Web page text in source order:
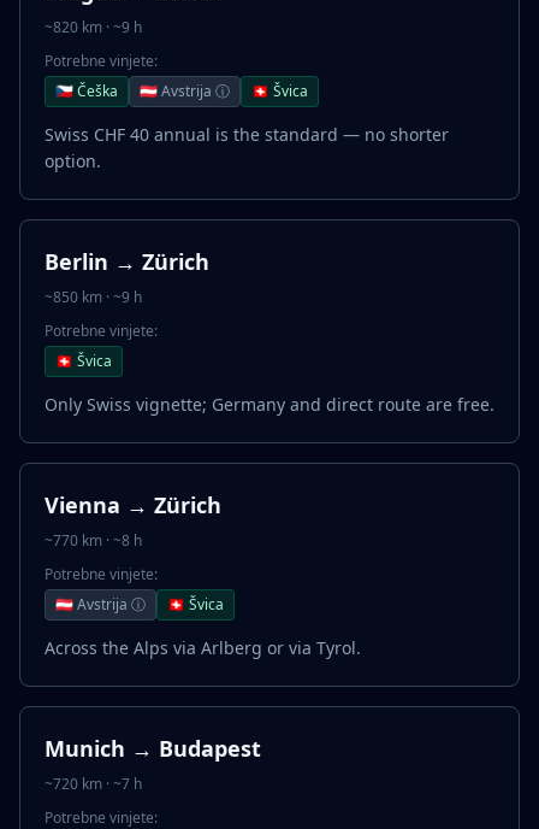
~820 km · ~9 h
Potrebne vinjete:
🇨🇿 Češka
🇦🇹 Avstrija ⓘ 🇨🇭 Švica
Swiss CHF 40 annual is the standard — no shorter
option.
Berlin → Zürich
~850 km · ~9 h
Potrebne vinjete:
🇨🇭 Švica
Only Swiss vignette; Germany and direct route are free.
Vienna → Zürich
~770 km · ~8 h
Potrebne vinjete:
🇦🇹 Avstrija ⓘ
🇨🇭 Švica
Across the Alps via Arlberg or via Tyrol.
Munich → Budapest
~720 km · ~7 h
Potrebne vinjete: